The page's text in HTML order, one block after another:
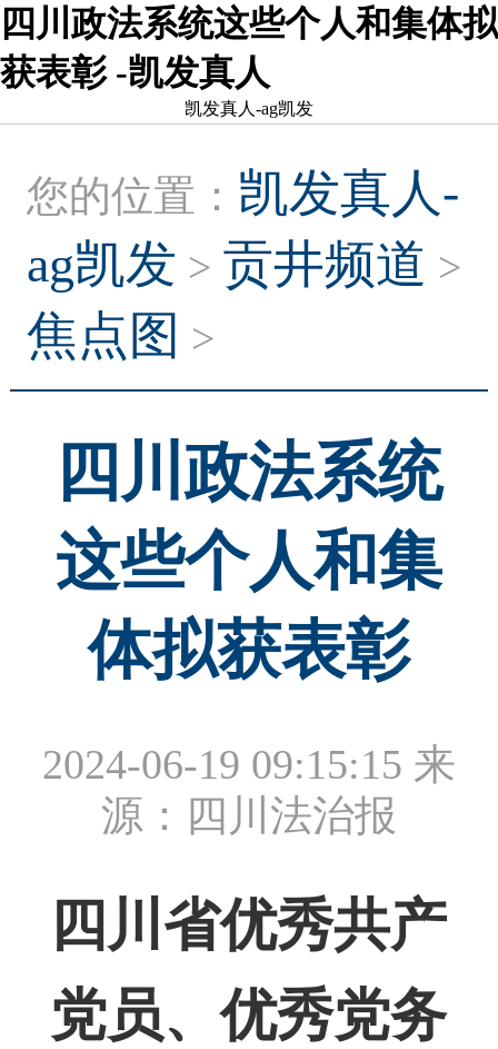
四川政法系统这些个人和集体拟
获表彰 -凯发真人
凯发真人-ag凯发
您的位置： 凯发真人-
ag凯发 > 贡井频道 >
焦点图 >
四川政法系统
这些个人和集
体拟获表彰
2024-06-19 09:15:15 来
源：四川法治报
四川省优秀共产
党员、优秀党务